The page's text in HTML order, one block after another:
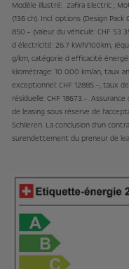
Modèle illustré: Zafira Electric ,
(136 ch). Incl. options (Design
850.– (valeur du véhicule: CHF 53
d électricité: 26.7 kWh/100km,
g/km, catégorie d efficacité
kilométrage: 10 000 km/an, taux
exceptionnel: CHF 12885.–, taux
résiduelle: CHF 18673.–.
de leasing sous réserve de
Schlieren. La conclusion d’un
surendettement du preneur de